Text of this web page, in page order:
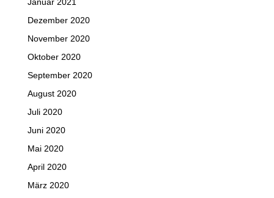
Dezember 2020
November 2020
Oktober 2020
September 2020
August 2020
Juli 2020
Juni 2020
Mai 2020
April 2020
März 2020